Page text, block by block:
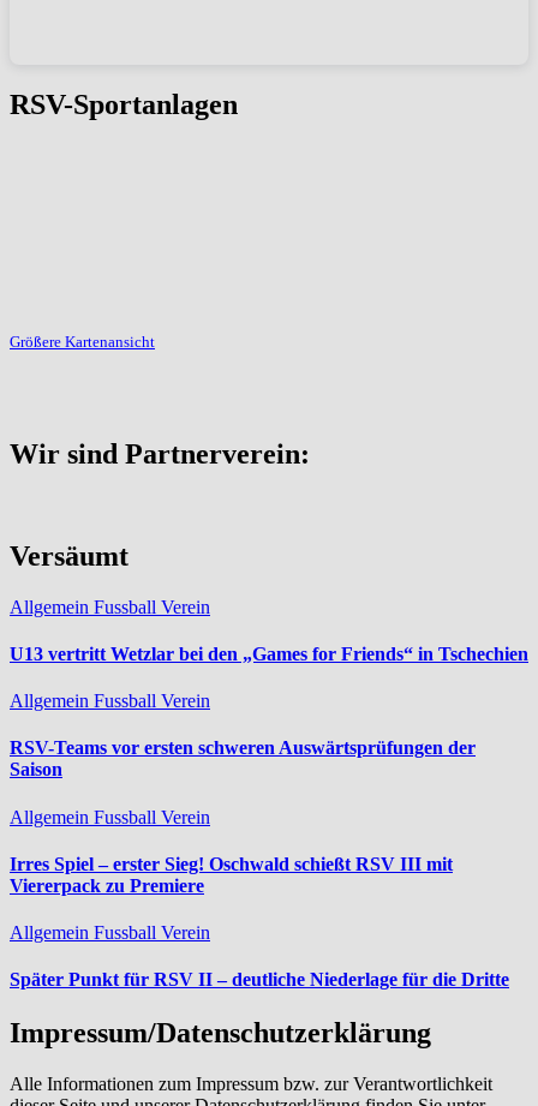
RSV-Sportanlagen
Größere Kartenansicht
Wir sind Partnerverein:
Versäumt
Allgemein Fussball Verein
U13 vertritt Wetzlar bei den „Games for Friends“ in Tschechien
Allgemein Fussball Verein
RSV-Teams vor ersten schweren Auswärtsprüfungen der
Saison
Allgemein Fussball Verein
Irres Spiel – erster Sieg! Oschwald schießt RSV III mit
Viererpack zu Premiere
Allgemein Fussball Verein
Später Punkt für RSV II – deutliche Niederlage für die Dritte
Impressum/Datenschutzerklärung
Alle Informationen zum Impressum bzw. zur Verantwortlichkeit